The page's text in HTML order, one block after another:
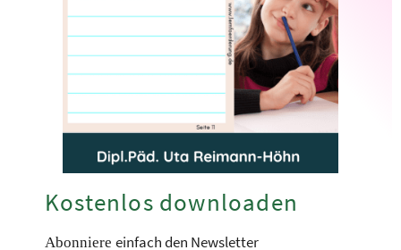
Kostenlos downloaden
Abonniere einfach den Newsletter